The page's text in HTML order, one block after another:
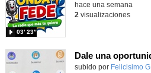
03′ 23″
hace una semana
2 visualizaciones
Contenido educativo.
subido por Felicisimo G.